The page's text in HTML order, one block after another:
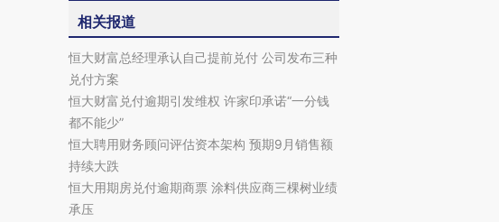
相关报道
恒大财富总经理承认自己提前兑付 公司发布三种
兑付方案
恒大财富兑付逾期引发维权 许家印承诺“一分钱
都不能少”
恒大聘用财务顾问评估资本架构 预期9月销售额
持续大跌
恒大用期房兑付逾期商票 涂料供应商三棵树业绩
承压